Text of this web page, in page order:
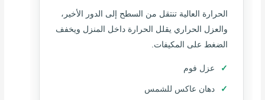
الحرارة العالية تنتقل من السطح إلى الدور الأخير،
والعزل الحراري يقلل الحرارة داخل المنزل ويخفف
الضغط على المكيفات.
عزل فوم
دهان عاكس للشمس